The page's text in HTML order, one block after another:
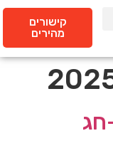
קישורים
מהירים
חג